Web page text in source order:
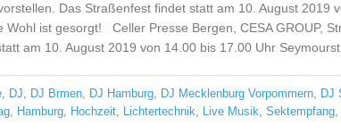
Das Straßenfest findet statt am 10. August
Wohl ist gesorgt! Celler Presse Bergen, CESA GROUP,
am 10. August 2019 von 14.00 bis 17.00 Uhr
, DJ, DJ Brmen, DJ Hamburg, DJ Mecklenburg Vorpommern, DJ
, Hamburg, Hochzeit, Lichtertechnik, Live Musik, Sektempfang,